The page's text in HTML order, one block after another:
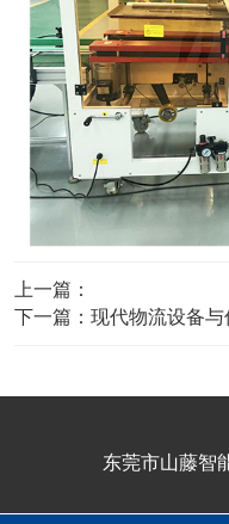
上一篇：
下一篇： 现代物流设备与
东莞市山藤智